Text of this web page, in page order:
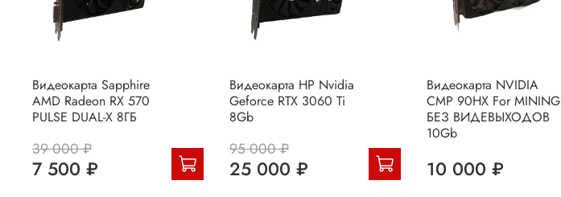
Видеокарта Sapphire
AMD Radeon RX 570
PULSE DUAL-X 8ГБ
39 000 ₽
7 500 ₽
Видеокарта HP Nvidia
Geforce RTX 3060 Ti
8Gb
95 000 ₽
25 000 ₽
Видеокарта NVIDIA
CMP 90HX For MINING
БЕЗ ВИДЕВЫХОДОВ
10Gb
10 000 ₽